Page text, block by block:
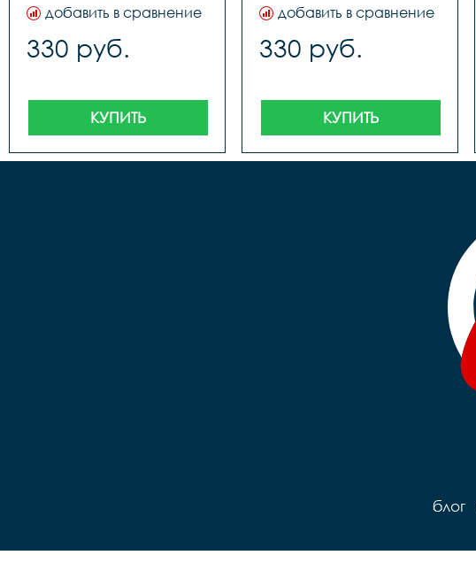
добавить в сравнение
330 руб.
КУПИТЬ
добавить в сравнение
330 руб.
КУПИТЬ
блог